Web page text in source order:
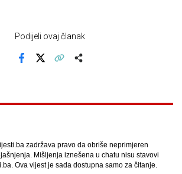
Podijeli ovaj članak
zadržava pravo da obriše neprimjeren
Mišljenja iznešena u chatu nisu stavovi
Ova vijest je sada dostupna samo za čitanje.